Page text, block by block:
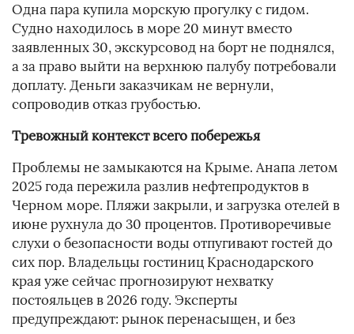
Одна пара купила морскую прогулку с гидом.
Судно находилось в море 20 минут вместо
заявленных 30, экскурсовод на борт не поднялся,
а за право выйти на верхнюю палубу потребовали
доплату. Деньги заказчикам не вернули,
сопроводив отказ грубостью.
Тревожный контекст всего побережья
Проблемы не замыкаются на Крыме. Анапа летом
2025 года пережила разлив нефтепродуктов в
Черном море. Пляжи закрыли, и загрузка отелей в
июне рухнула до 30 процентов. Противоречивые
слухи о безопасности воды отпугивают гостей до
сих пор. Владельцы гостиниц Краснодарского
края уже сейчас прогнозируют нехватку
постояльцев в 2026 году. Эксперты
предупреждают: рынок перенасыщен, и без